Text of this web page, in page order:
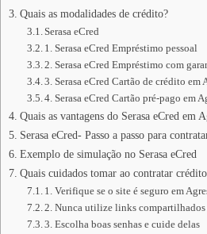
Quais as modalidades de crédito?
Serasa eCred
1. Serasa eCred Empréstimo pessoal
2. Serasa eCred Empréstimo com
3. Serasa eCred Cartão de crédito em
4. Serasa eCred Cartão pré-pago em
Quais as vantagens do Serasa eCred em
Serasa eCred- Passo a passo para
Exemplo de simulação no Serasa eCred
Quais cuidados tomar ao contratar
1. Verifique se o site é seguro em
2. Nunca utilize links compartilhados
3. Escolha boas senhas e cuide delas